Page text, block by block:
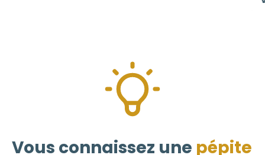
Vous connaissez une pépite